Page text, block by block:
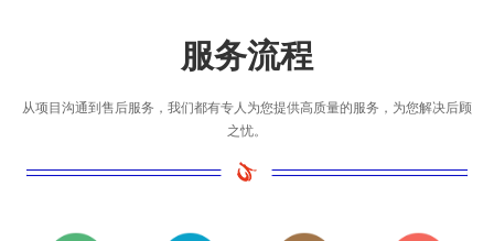
服务流程
从项目沟通到售后服务，我们都有专人为您提供高质量的服务，为您解决后顾
之忧。